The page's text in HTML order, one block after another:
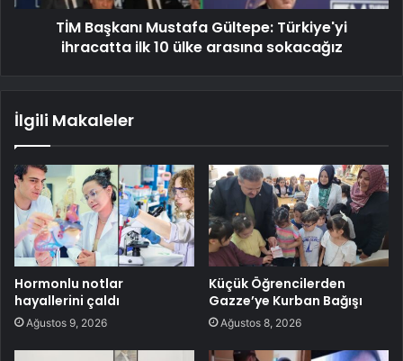
TİM Başkanı Mustafa Gültepe: Türkiye'yi
ihracatta ilk 10 ülke arasına sokacağız
İlgili Makaleler
Hormonlu notlar
hayallerini çaldı
Ağustos 9, 2026
Küçük Öğrencilerden
Gazze’ye Kurban Bağışı
Ağustos 8, 2026